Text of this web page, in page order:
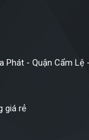
Phát - Quận Cẩm Lệ
giá rẻ